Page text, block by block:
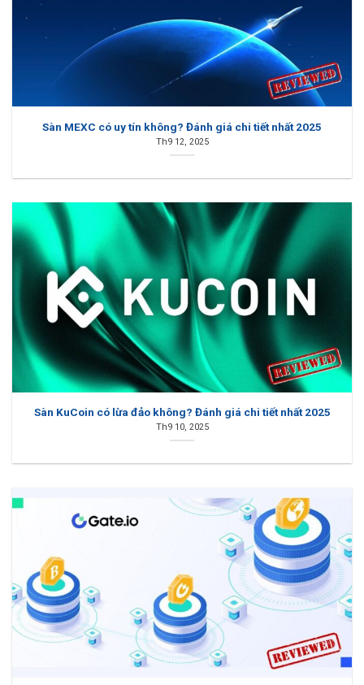
Sàn MEXC có uy tín không? Đánh giá chi tiết nhất 2025
Th9 12, 2025
Sàn KuCoin có lừa đảo không? Đánh giá chi tiết nhất 2025
Th9 10, 2025